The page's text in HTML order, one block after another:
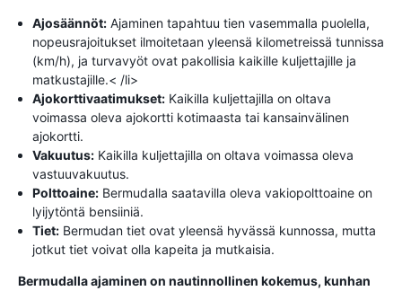
Ajosäännöt: Ajaminen tapahtuu tien vasemmalla puolella,
nopeusrajoitukset ilmoitetaan yleensä kilometreissä tunnissa
(km/h), ja turvavyöt ovat pakollisia kaikille kuljettajille ja
matkustajille.< /li>
Ajokorttivaatimukset: Kaikilla kuljettajilla on oltava
voimassa oleva ajokortti kotimaasta tai kansainvälinen
ajokortti.
Vakuutus: Kaikilla kuljettajilla on oltava voimassa oleva
vastuuvakuutus.
Polttoaine: Bermudalla saatavilla oleva vakiopolttoaine on
lyijytöntä bensiiniä.
Tiet: Bermudan tiet ovat yleensä hyvässä kunnossa, mutta
jotkut tiet voivat olla kapeita ja mutkaisia.
Bermudalla ajaminen on nautinnollinen kokemus, kunhan